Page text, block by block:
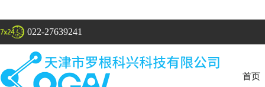
022-27639241
首页